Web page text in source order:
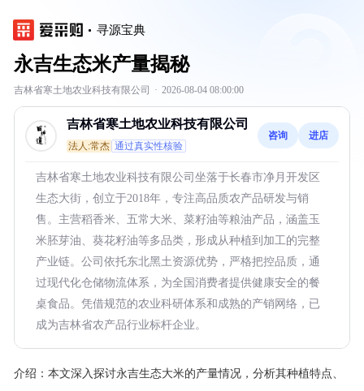
寻源宝典
永吉生态米产量揭秘
吉林省寒土地农业科技有限公司 · 2026-08-04 08:00:00
吉林省寒土地农业科技有限公司
法人:常杰 通过真实性核验
咨询 进店
吉林省寒土地农业科技有限公司坐落于长春市净月开发区
生态大街，创立于2018年，专注高品质农产品研发与销
售。主营稻香米、五常大米、菜籽油等粮油产品，涵盖玉
米胚芽油、葵花籽油等多品类，形成从种植到加工的完整
产业链。公司依托东北黑土资源优势，严格把控品质，通
过现代化仓储物流体系，为全国消费者提供健康安全的餐
桌食品。凭借规范的农业科研体系和成熟的产销网络，已
成为吉林省农产品行业标杆企业。
介绍： 本文深入探讨永吉生态大米的产量情况，分析其种植特点、